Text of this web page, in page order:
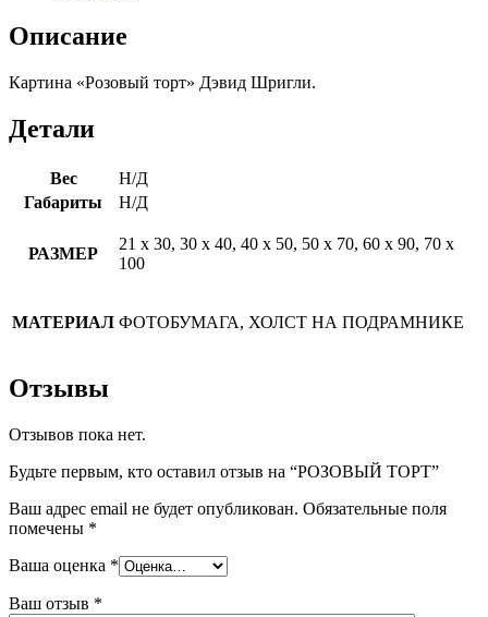
Описание
Картина «Розовый торт» Дэвид Шригли.
Детали
Вес
Н/Д
Габариты
Н/Д
РАЗМЕР
21 х 30, 30 х 40, 40 х 50, 50 х 70, 60 х 90, 70 х
100
МАТЕРИАЛ ФОТОБУМАГА, ХОЛСТ НА ПОДРАМНИКЕ
Отзывы
Отзывов пока нет.
Будьте первым, кто оставил отзыв на “РОЗОВЫЙ ТОРТ”
Ваш адрес email не будет опубликован. Обязательные поля
помечены *
Ваша оценка *
Ваш отзыв *